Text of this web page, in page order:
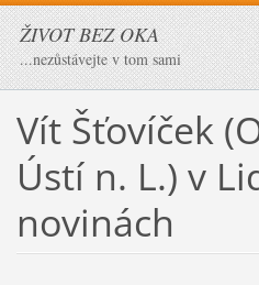
ŽIVOT BEZ OKA
...nezůstávejte v tom sami
Vít Šťovíček
Ústí n. L.) v
novinách